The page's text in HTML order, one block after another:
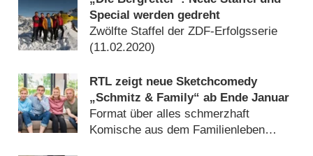
Special werden gedreht
Zwölfte Staffel der ZDF-Erfolgsserie
(11.02.2020)
RTL zeigt neue Sketchcomedy
„Schmitz & Family“ ab Ende Januar
Format über alles schmerzhaft
Komische aus dem Familienleben